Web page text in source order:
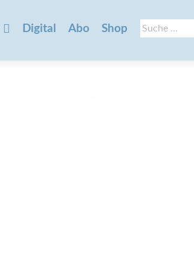
Suche
nach:
Digital Abo Shop